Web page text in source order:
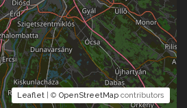
Leaflet | © OpenStreetMap contributors